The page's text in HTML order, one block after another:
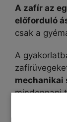
A zafír az
előforduló
csak a
A
mechanikai
mindennapi
kulcsokkal